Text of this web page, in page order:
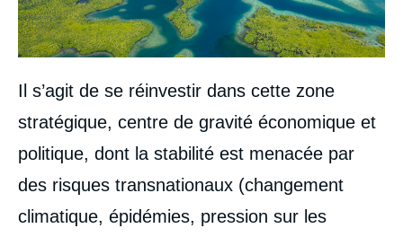
Il s’agit de se réinvestir dans cette zone
stratégique, centre de gravité économique et
politique, dont la stabilité est menacée par
des risques transnationaux (changement
climatique, épidémies, pression sur les